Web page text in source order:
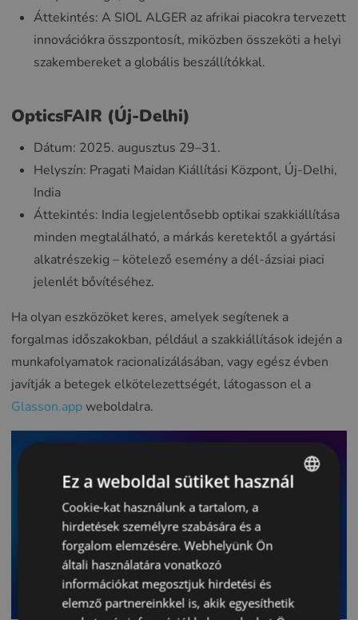
Áttekintés: A SIOL ALGER az afrikai piacokra tervezett
innovációkra összpontosít, miközben összeköti a helyi
szakembereket a globális beszállítókkal.
OpticsFAIR (Új-Delhi)
Dátum: 2025. augusztus 29–31.
Helyszín: Pragati Maidan Kiállítási Központ, Új-Delhi,
India
Áttekintés: India legjelentősebb optikai szakkiállítása
minden megtalálható, a márkás keretektől a gyártási
alkatrészekig – kötelező esemény a dél-ázsiai piaci
jelenlét bővítéséhez.
Ha olyan eszközöket keres, amelyek segítenek a
forgalmas időszakokban, például a szakkiállítások idején a
munkafolyamatok racionalizálásában, vagy egész évben
javítják a betegek elkötelezettségét, látogasson el a
Glasson.app weboldalra.
ENGLISH
POLISH
GERMAN
SPANISH
Ez a weboldal sütiket használ
Cookie-kat használunk a tartalom, a
hirdetések személyre szabására és a
forgalom elemzésére. Webhelyünk Ön
általi használatára vonatkozó
információkat megosztjuk hirdetési és
elemző partnereinkkel is, akik egyesíthetik